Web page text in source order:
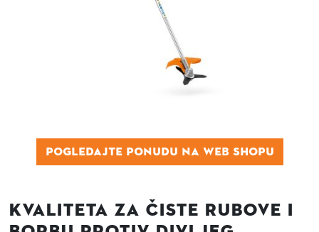
Pogledajte ponudu na web shopu
Kvaliteta za Čiste Rubove i